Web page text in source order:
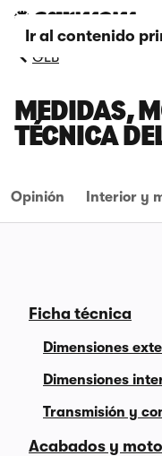
Ir al contenido
GLB
MEDIDAS,
TÉCNICA
Opinión Interior y
Ficha técnica
Dimensiones
Dimensiones
Transmisión y
Acabados y